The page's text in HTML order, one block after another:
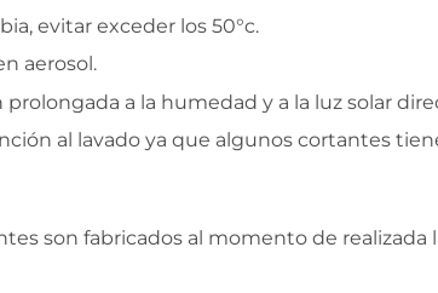
evitar exceder los 50°c.
aerosol.
prolongada a la humedad y a la luz solar
al lavado ya que algunos cortantes
son fabricados al momento de